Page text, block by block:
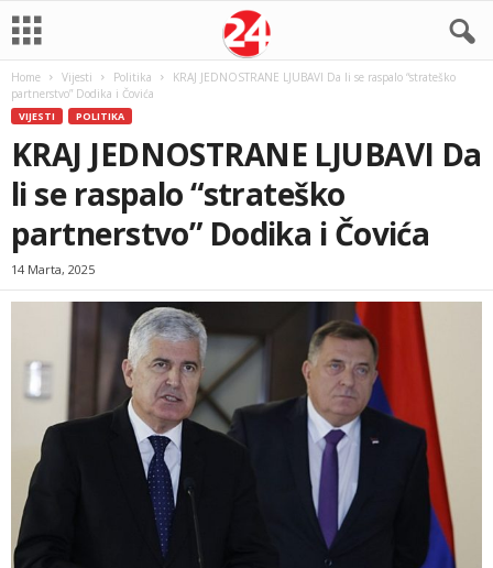
Home Vijesti Politika
KRAJ JEDNOSTRANE LJUBAVI Da li se raspalo “strateško
partnerstvo” Dodika i Čovića
VIJESTI POLITIKA
KRAJ JEDNOSTRANE LJUBAVI Da
li se raspalo “strateško
partnerstvo” Dodika i Čovića
14 Marta, 2025